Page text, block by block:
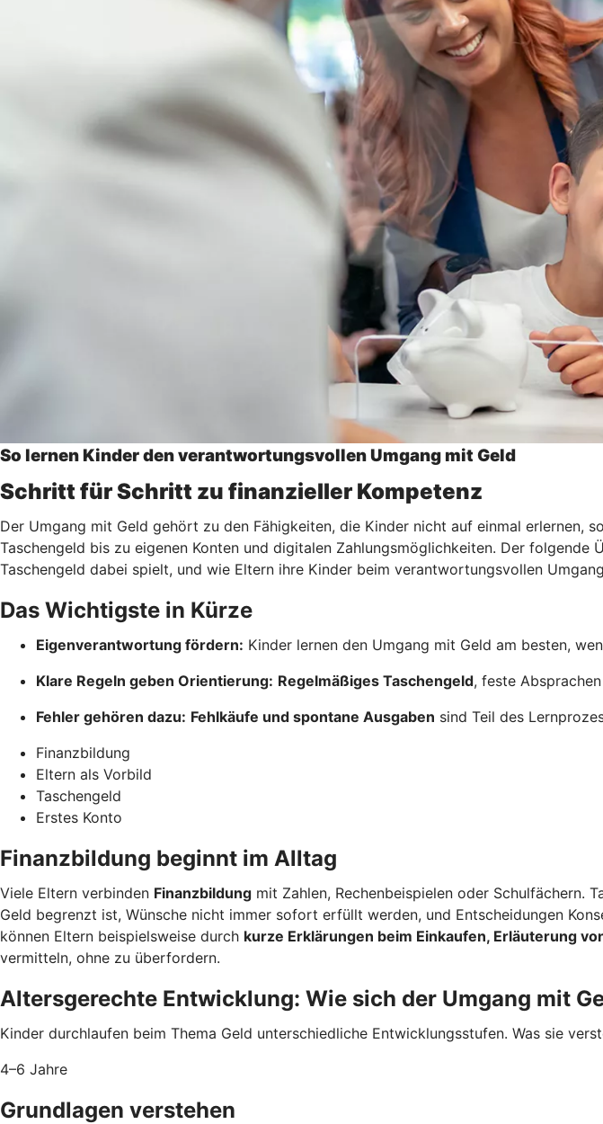
So lernen Kinder den verantwortungsvollen Umgang mit Geld
Schritt für Schritt zu finanzieller Kompetenz
Der Umgang mit Geld gehört zu den Fähigkeiten, die Kinder nicht auf einmal erlernen,
Taschengeld bis zu eigenen Konten und digitalen Zahlungsmöglichkeiten. Der
Taschengeld dabei spielt, und wie Eltern ihre Kinder beim verantwortungsvollen
Das Wichtigste in Kürze
Eigenverantwortung fördern: Kinder lernen den Umgang mit Geld am besten,
Klare Regeln geben Orientierung: Regelmäßiges Taschengeld, feste
Fehler gehören dazu: Fehlkäufe und spontane Ausgaben sind Teil des
Finanzbildung
Eltern als Vorbild
Taschengeld
Erstes Konto
Finanzbildung beginnt im Alltag
Viele Eltern verbinden Finanzbildung mit Zahlen, Rechenbeispielen oder Schulfächern.
Geld begrenzt ist, Wünsche nicht immer sofort erfüllt werden, und Entscheidungen
können Eltern beispielsweise durch kurze Erklärungen beim Einkaufen, Erläuterung
vermitteln, ohne zu überfordern.
Altersgerechte Entwicklung: Wie sich der Umgang mit
Kinder durchlaufen beim Thema Geld unterschiedliche Entwicklungsstufen. Was sie
4–6 Jahre
Grundlagen verstehen